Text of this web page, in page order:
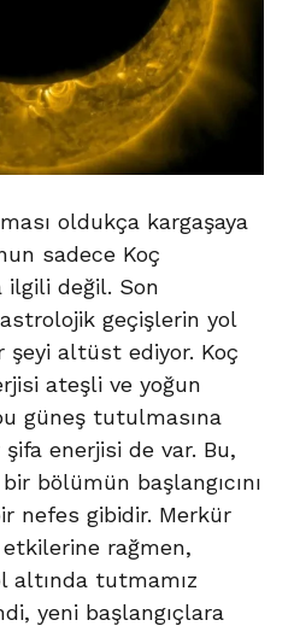
oldukça kargaşaya
sadece Koç
ilgili değil. Son
geçişlerin yol
şeyi altüst ediyor. Koç
ateşli ve yoğun
güneş tutulmasına
enerjisi de var. Bu,
bölümün başlangıcını
nefes gibidir. Merkür
etkilerine rağmen,
tutmamız
yeni başlangıçlara